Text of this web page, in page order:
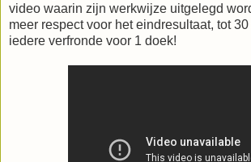
video waarin zijn werkwijze uitgelegd
meer respect voor het eindresultaat, tot
iedere verfronde voor 1 doek!